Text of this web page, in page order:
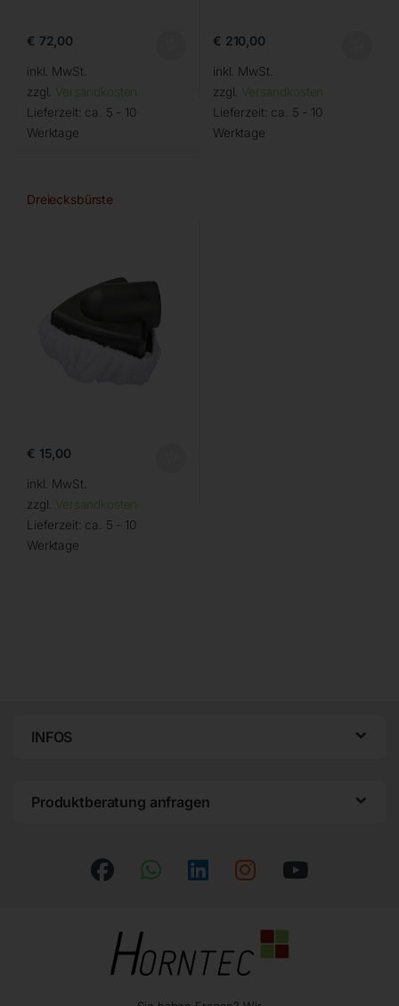
€ 72,00
inkl. MwSt.
zzgl. Versandkosten
Lieferzeit: ca. 5 - 10
Werktage
€ 210,00
inkl. MwSt.
zzgl. Versandkosten
Lieferzeit: ca. 5 - 10
Werktage
Dreiecksbürste
€ 15,00
inkl. MwSt.
zzgl. Versandkosten
Lieferzeit: ca. 5 - 10
Werktage
INFOS
Produktberatung anfragen